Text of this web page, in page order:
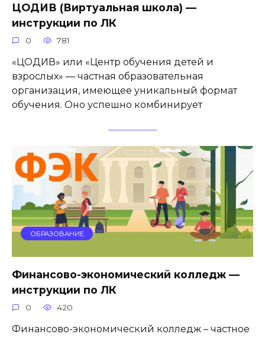
ЦОДИВ (Виртуальная школа) —
инструкции по ЛК
0 781
«ЦОДИВ» или «Центр обучения детей и
взрослых» — частная образовательная
организация, имеющее уникальный формат
обучения. Оно успешно комбинирует
ОБРАЗОВАНИЕ
Финансово-экономический колледж —
инструкции по ЛК
0 420
Финансово-экономический колледж – частное